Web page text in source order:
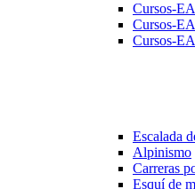
Cursos-
Cursos-
Cursos-
Escalada
Alpinismo
Carreras
Esquí de